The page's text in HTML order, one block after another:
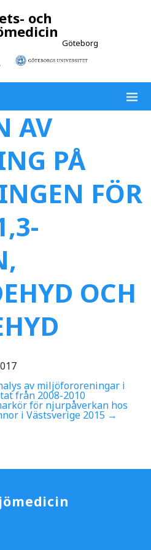
och
Göteborg
AV
PÅ
FÖR
OCH
av miljöfororeningar i
från 2008-2010
för njurpåverkan hos
i Västsverige 2015 →